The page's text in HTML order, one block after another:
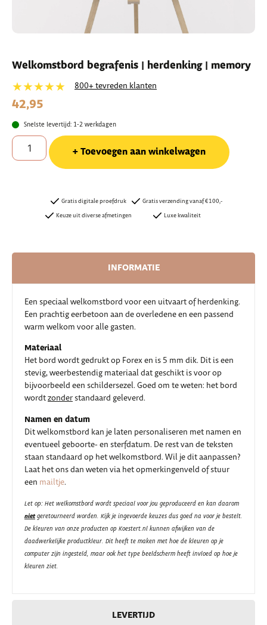
Welkomstbord begrafenis | herdenking | memory
★★★★★ 800+ tevreden klanten
42,95
Snelste levertijd: 1-2 werkdagen
Toevoegen aan winkelwagen
Gratis digitale proefdruk
Keuze uit diverse afmetingen
Gratis verzending vanaf €100,-
Luxe kwaliteit
INFORMATIE
LEVERTIJD
Een speciaal welkomstbord voor een uitvaart of herdenking.
Een prachtig eerbetoon aan de overledene en een passend
warm welkom voor alle gasten.
Materiaal
Het bord wordt gedrukt op Forex en is 5 mm dik. Dit is een
stevig, weerbestendig materiaal dat geschikt is voor op
bijvoorbeeld een schildersezel. Goed om te weten: het bord
wordtzonderstandaard geleverd.
Namen en datum
Dit welkomstbord kan je laten personaliseren met namen en
eventueel geboorte- en sterfdatum. De rest van de teksten
staan standaard op het welkomstbord. Wil je dit aanpassen?
Laat het ons dan weten via het opmerkingenveld of stuur
een mailtje.
Let op: Het welkomstbord wordt speciaal voor jou geproduceerd en kan daarom
nietgeretourneerd worden. Kijk je ingevoerde keuzes dus goed na voor je bestelt.
De kleuren van onze producten op Koestert.nl kunnen afwijken van de
daadwerkelijke productkleur. Dit heeft te maken met hoe de kleuren op je
computer zijn ingesteld, maar ook het type beeldscherm heeft invloed op hoe je
kleuren ziet.